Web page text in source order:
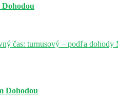
Dohodou
čas: turnusový – podľa
Dohodou